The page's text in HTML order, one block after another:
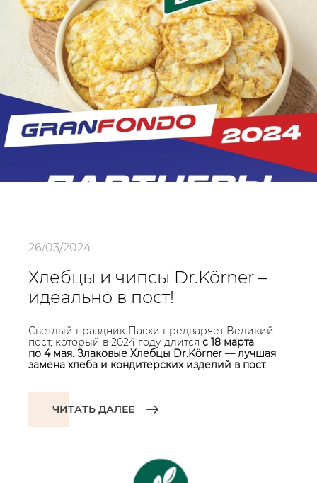
26/03/2024
Хлебцы и чипсы Dr.Körner –
идеально в пост!
Светлый праздник Пасхи предваряет Великий
пост, который в 2024 году длится с 18 марта
по 4 мая. Злаковые Хлебцы Dr.Körner — лучшая
замена хлеба и кондитерских изделий в пост.
ЧИТАТЬ ДАЛЕЕ